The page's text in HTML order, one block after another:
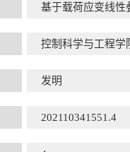
基于载荷应变线性
控制科学与工程学
发明
202110341551.4